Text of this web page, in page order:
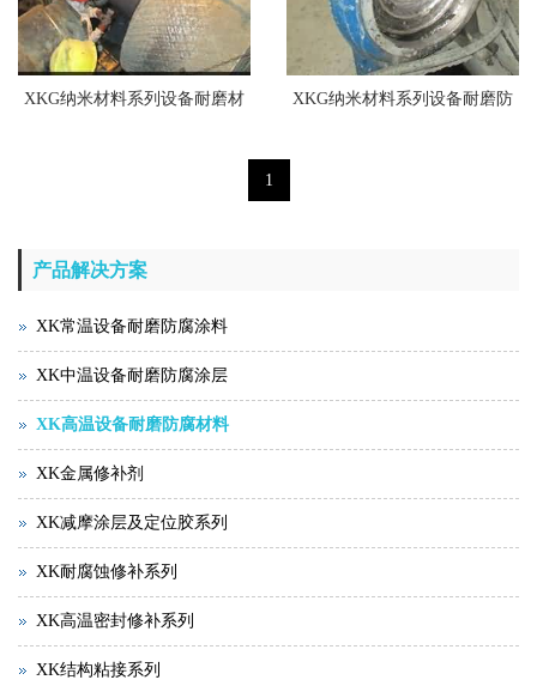
XKG纳米材料系列设备耐磨材 XKG纳米材料系列设备耐磨防
1
产品解决方案
XK常温设备耐磨防腐涂料
XK中温设备耐磨防腐涂层
XK高温设备耐磨防腐材料
XK金属修补剂
XK减摩涂层及定位胶系列
XK耐腐蚀修补系列
XK高温密封修补系列
XK结构粘接系列